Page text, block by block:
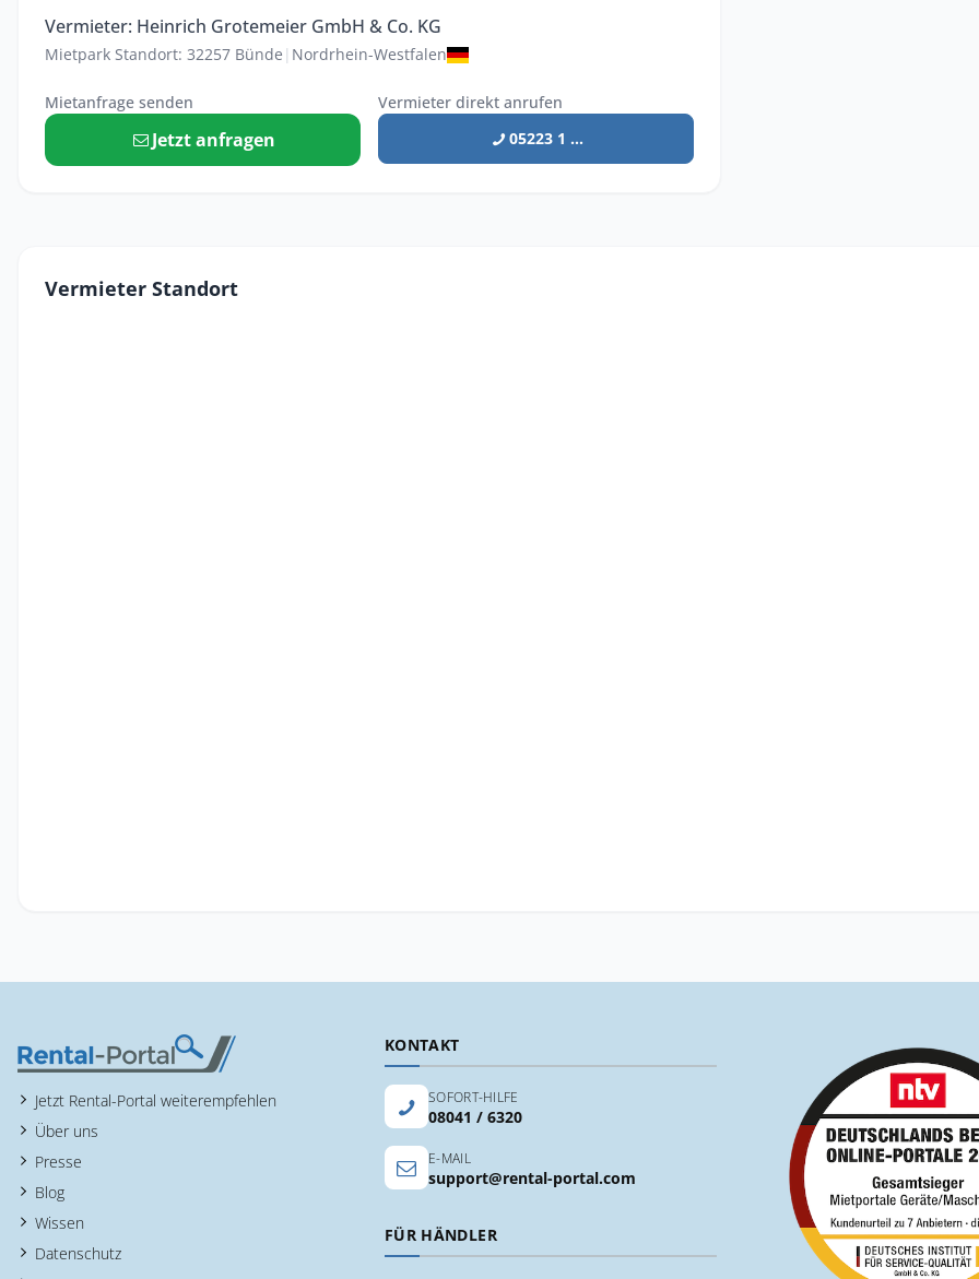
Vermieter: Heinrich Grotemeier GmbH & Co. KG
Mietpark Standort: 32257 Bünde | Nordrhein-Westfalen
Mietanfrage senden
Jetzt anfragen
Vermieter direkt anrufen
05223 1 ...
Vermieter Standort
Jetzt Rental-Portal weiterempfehlen
Über uns
Presse
Blog
Wissen
Datenschutz
KONTAKT
SOFORT-HILFE
08041 / 6320
E-MAIL
support@rental-portal.com
FÜR HÄNDLER